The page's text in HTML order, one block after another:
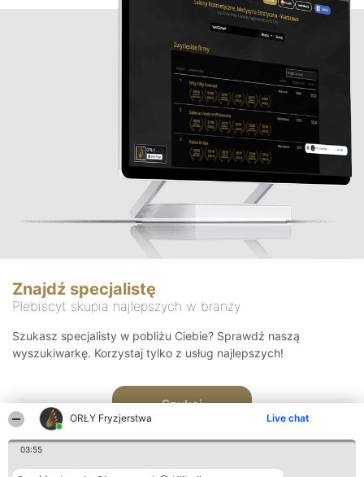
ORŁY Fryzjerstwa Live chat
03:55
Znajdź specjalistę
Plebiscyt skupia najlepszych w branży
Szukasz specjalisty w pobliżu Ciebie? Sprawdź naszą
wyszukiwarkę. Korzystaj tylko z usług najlepszych!
Szukaj